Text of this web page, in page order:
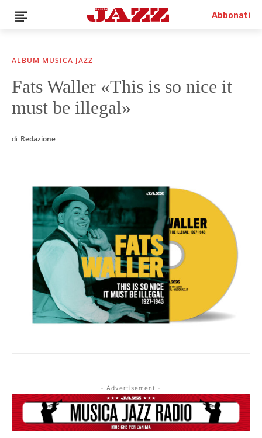
QUESTO È UN CONTENUTO PREMIUM!ABBONATI!
SE SEI GIÀ ABBONATO ACCEDI CON LA TUA USER E
PASSWORD!
Abbonati
ALBUM MUSICA JAZZ
Fats Waller «This is so nice it
must be illegal»
di Redazione
- Advertisement -